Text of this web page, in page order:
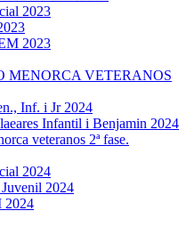
2023
2023
MENORCA VETERANOS
Inf. i Jr 2024
Infantil i Benjamin 2024
veteranos 2ª fase.
2024
2024
2024